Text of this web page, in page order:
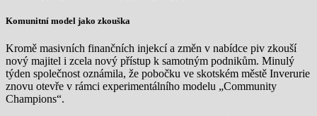
Komunitní model jako zkouška
Kromě masivních finančních injekcí a změn v nabídce piv zkouší
nový majitel i zcela nový přístup k samotným podnikům. Minulý
týden společnost oznámila, že pobočku ve skotském městě Inverurie
znovu otevře v rámci experimentálního modelu „Community
Champions“.